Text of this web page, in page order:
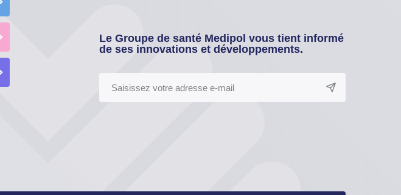
Le Groupe de santé Medipol vous tient informé
de ses innovations et développements.